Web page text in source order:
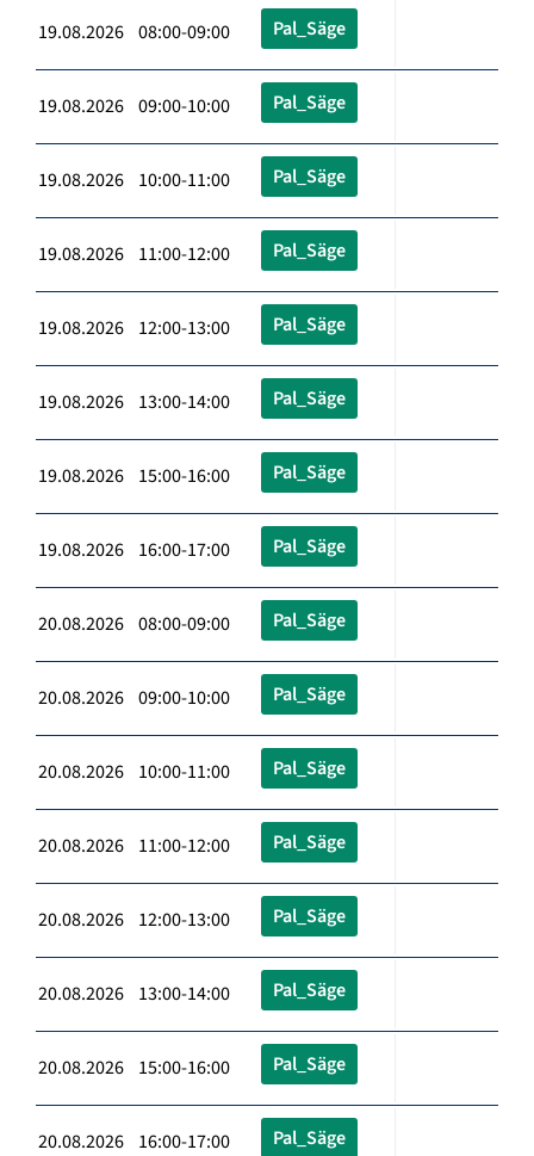
19.08.2026 08:00-09:00 Pal_Säge
19.08.2026 09:00-10:00 Pal_Säge
19.08.2026 10:00-11:00 Pal_Säge
19.08.2026 11:00-12:00 Pal_Säge
19.08.2026 12:00-13:00 Pal_Säge
19.08.2026 13:00-14:00 Pal_Säge
19.08.2026 15:00-16:00 Pal_Säge
19.08.2026 16:00-17:00 Pal_Säge
20.08.2026 08:00-09:00 Pal_Säge
20.08.2026 09:00-10:00 Pal_Säge
20.08.2026 10:00-11:00 Pal_Säge
20.08.2026 11:00-12:00 Pal_Säge
20.08.2026 12:00-13:00 Pal_Säge
20.08.2026 13:00-14:00 Pal_Säge
20.08.2026 15:00-16:00 Pal_Säge
20.08.2026 16:00-17:00 Pal_Säge